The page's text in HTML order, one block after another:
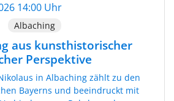
14:00 Uhr
Albaching
aus kunsthistorischer
Perspektive
in Albaching zählt zu den
Bayerns und beeindruckt mit